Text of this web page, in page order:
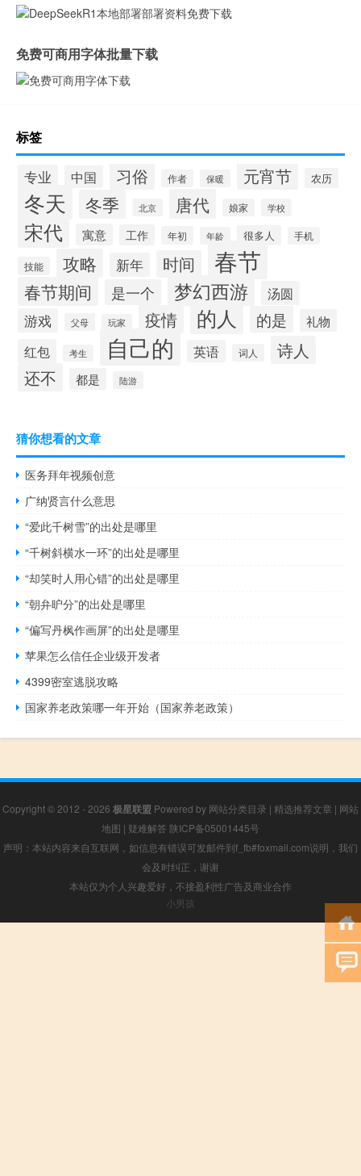
免费可商用字体批量下载
标签
专业 中国 习俗 作者 保暖 元宵节 农历
冬天 冬季 北京 唐代 娘家 学校
宋代 寓意 工作 年初 年龄 很多人 手机
技能 攻略 新年 时间 春节
春节期间 是一个 梦幻西游
汤圆
游戏
父母 玩家 疫情 的人 的是 礼物
红包 考生 自己的 英语 词人
诗人
还不
都是 陆游
猜你想看的文章
医务拜年视频创意
广纳贤言什么意思
“爱此千树雪”的出处是哪里
“千树斜横水一环”的出处是哪里
“却笑时人用心错”的出处是哪里
“朝弁昈分”的出处是哪里
“偏写丹枫作画屏”的出处是哪里
苹果怎么信任企业级开发者
4399密室逃脱攻略
国家养老政策哪一年开始（国家养老政策）
Copyright © 2012 - 2026 极星联盟 Powered by 网站分类目录 | 精选推荐文章 | 网站
地图 | 疑难解答 陕ICP备05001445号
声明：本站内容来自互联网，如信息有错误可发邮件到f_fb#foxmail.com说明，我们
会及时纠正，谢谢
本站仅为个人兴趣爱好，不接盈利性广告及商业合作
小男孩